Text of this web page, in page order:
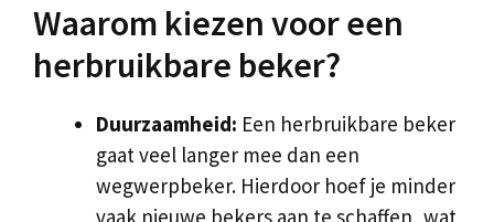
Waarom kiezen voor een
herbruikbare beker?
Duurzaamheid: Een herbruikbare beker
gaat veel langer mee dan een
wegwerpbeker. Hierdoor hoef je minder
vaak nieuwe bekers aan te schaffen, wat